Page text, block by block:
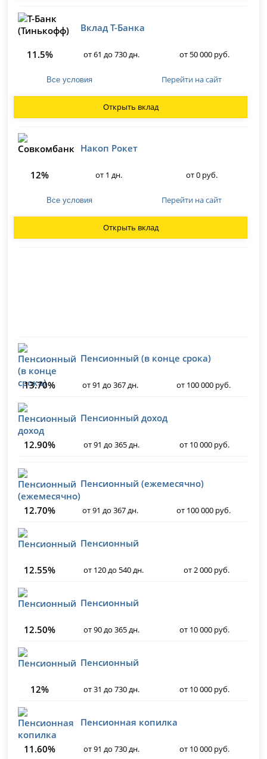
Вклад Т-Банка
11.5% от 61 до 730 дн. от 50 000 руб.
Все условия Перейти на сайт
Открыть вклад
Накоп Рокет
12% от 1 дн. от 0 руб.
Все условия Перейти на сайт
Открыть вклад
Пенсионный (в конце срока)
13.70% от 91 до 367 дн. от 100 000 руб.
Пенсионный доход
12.90% от 91 до 365 дн. от 10 000 руб.
Пенсионный (ежемесячно)
12.70% от 91 до 367 дн. от 100 000 руб.
Пенсионный
12.55% от 120 до 540 дн. от 2 000 руб.
Пенсионный
12.50% от 90 до 365 дн. от 10 000 руб.
Пенсионный
12% от 31 до 730 дн. от 10 000 руб.
Пенсионная копилка
11.60% от 91 до 730 дн. от 10 000 руб.